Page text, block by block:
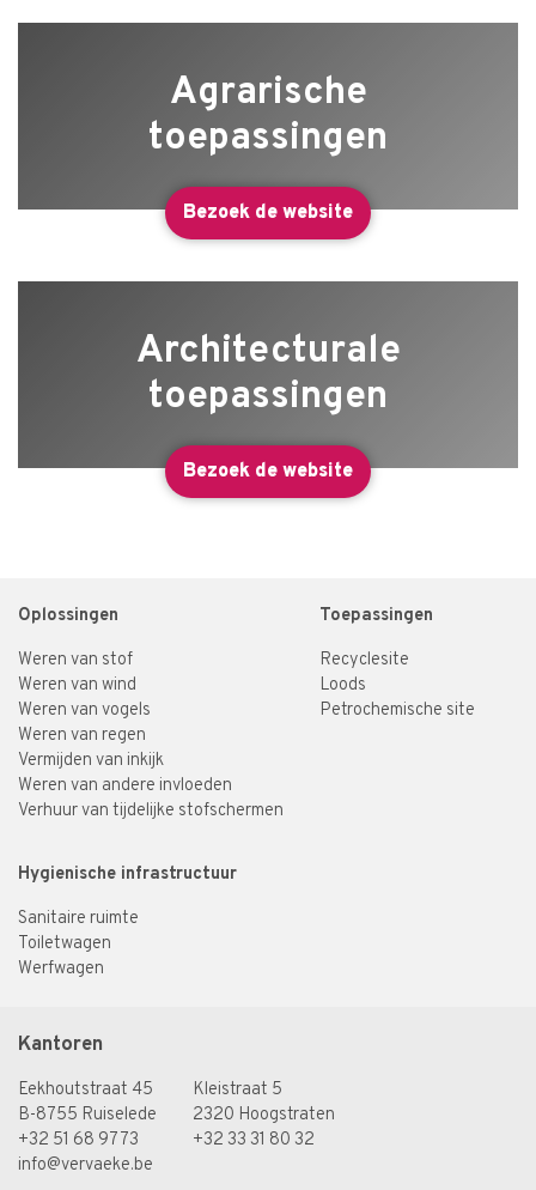
Agrarische
toepassingen
Bezoek de website
Architecturale
toepassingen
Bezoek de website
Oplossingen
Weren van stof
Weren van wind
Weren van vogels
Weren van regen
Vermijden van inkijk
Weren van andere invloeden
Verhuur van tijdelijke stofschermen
Toepassingen
Recyclesite
Loods
Petrochemische site
Hygienische infrastructuur
Sanitaire ruimte
Toiletwagen
Werfwagen
Kantoren
Eekhoutstraat 45
B-8755 Ruiselede
+32 51 68 97 73
info@vervaeke.be
Kleistraat 5
2320 Hoogstraten
+32 33 31 80 32